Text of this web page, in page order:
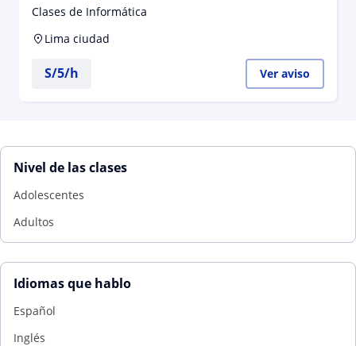
Clases de Informática
Lima ciudad
S/5/h Ver aviso
Nivel de las clases
Adolescentes
Adultos
Idiomas que hablo
Español
Inglés